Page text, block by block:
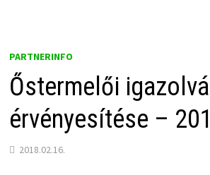
PARTNERINFO
Őstermelői
érvényesítése –
2018.02.16.